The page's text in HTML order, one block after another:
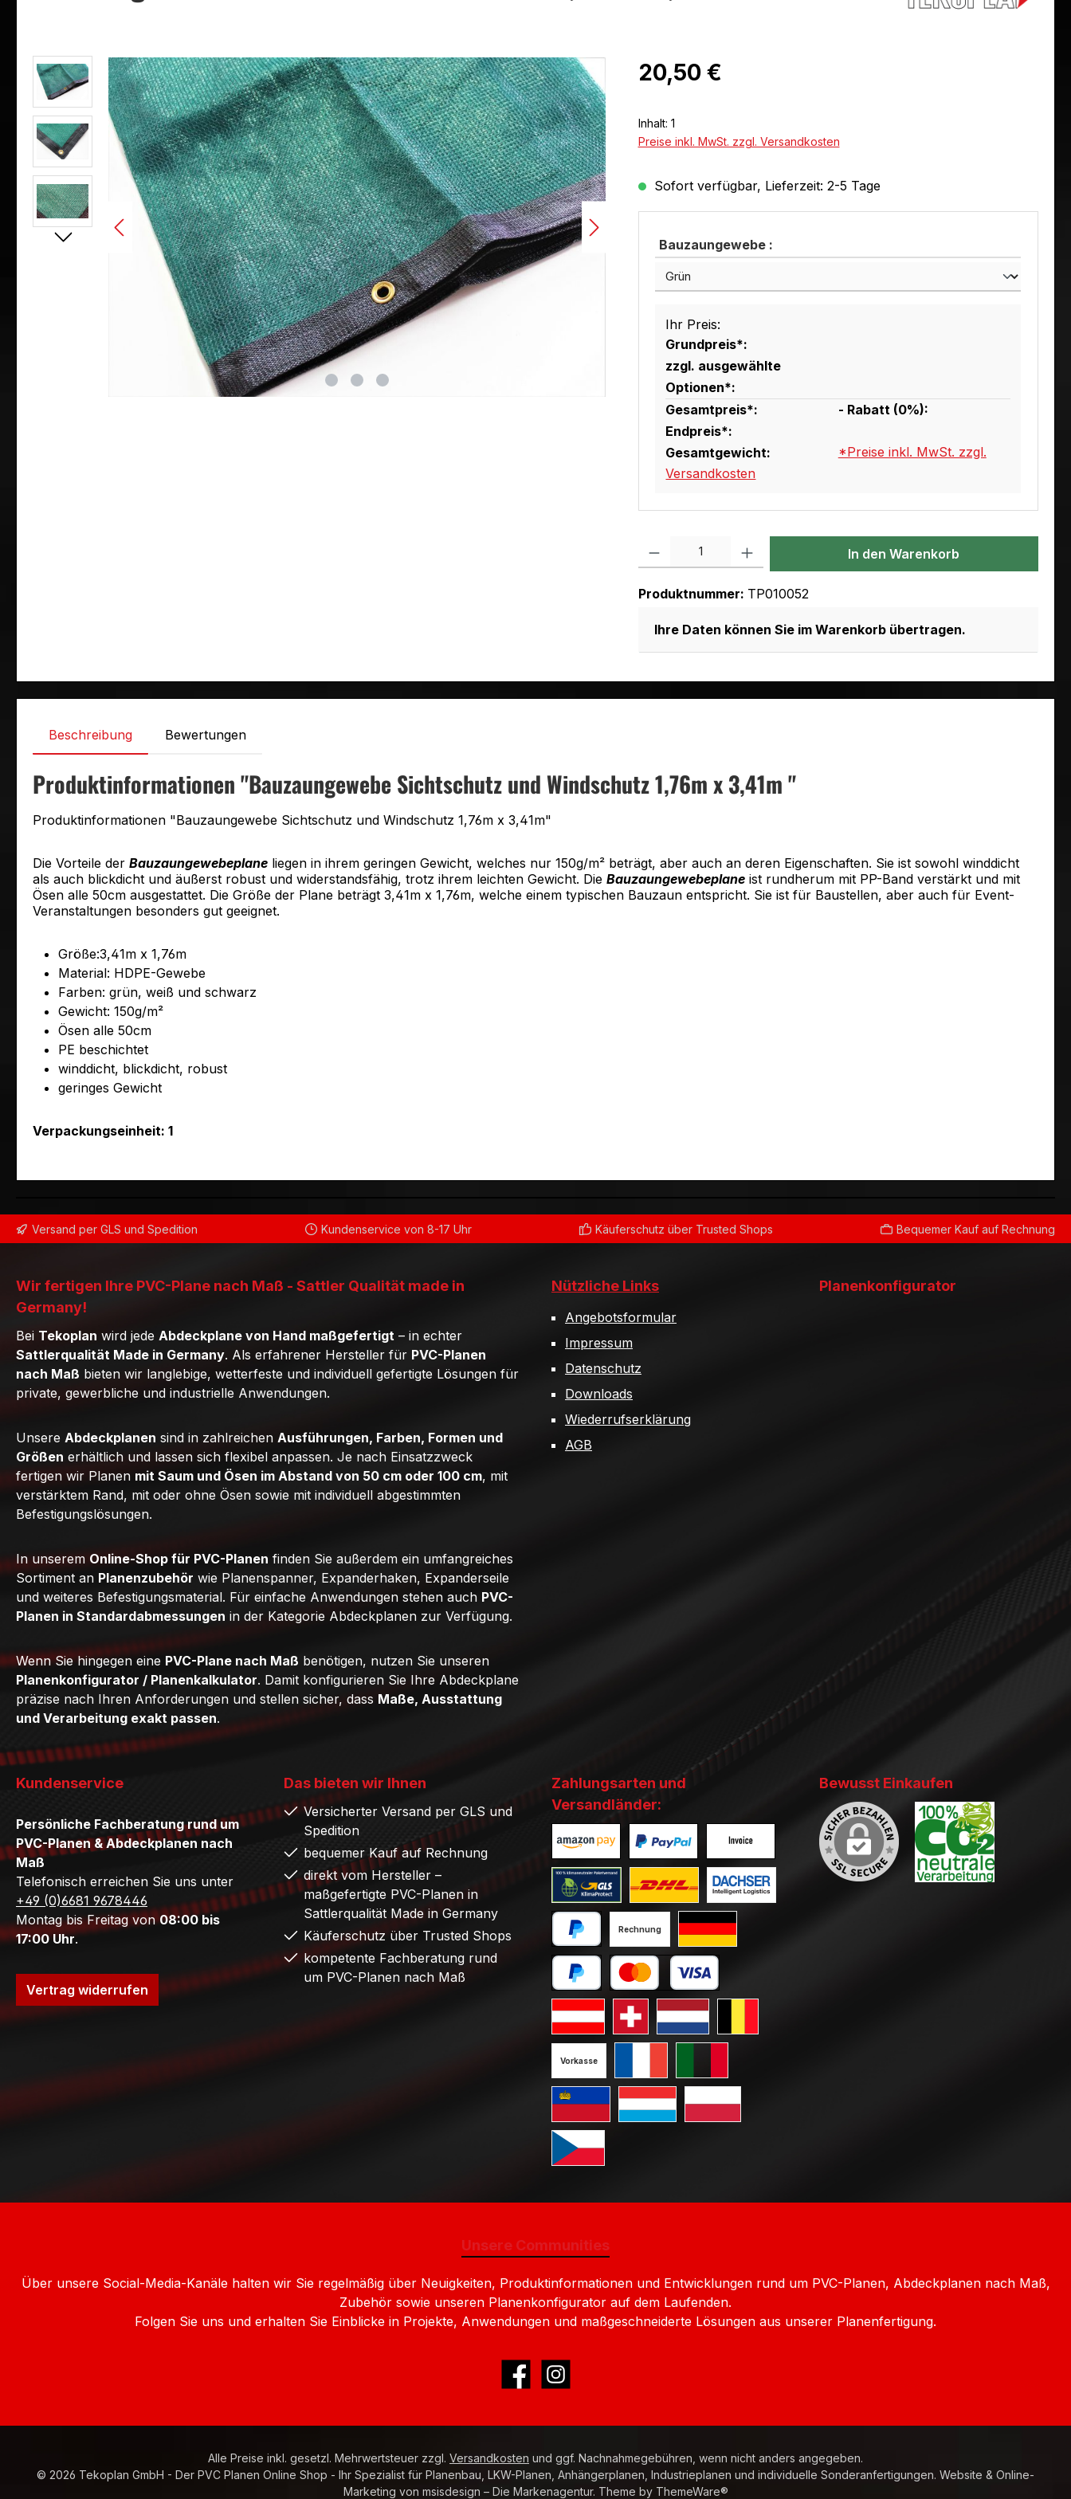
Bildergalerie überspringen Regulärer Preis:
20,50 €
Inhalt: 1
Preise inkl. MwSt. zzgl. Versandkosten
Sofort verfügbar, Lieferzeit: 2-5 Tage
Bauzaungewebe :
Ihr Preis:
Grundpreis*:
zzgl. ausgewählte
Optionen*:
Gesamtpreis*:
- Rabatt (0%):
Endpreis*:
Gesamtgewicht:
*Preise inkl. MwSt. zzgl.
Versandkosten
Produkt Anzahl: Gib den gewünschten Wert ein oder benutze die Schaltflächen
In den Warenkorb
Produktnummer: TP010052
Ihre Daten können Sie im Warenkorb übertragen.
Beschreibung Bewertungen
Produktinformationen "Bauzaungewebe Sichtschutz und Windschutz 1,76m x 3,41m "
Produktinformationen "Bauzaungewebe Sichtschutz und Windschutz 1,76m x 3,41m"
Die Vorteile der Bauzaungewebeplane liegen in ihrem geringen Gewicht, welches nur 150g/m² beträgt, aber auch an deren Eigenschaften. Sie ist sowohl winddicht
als auch blickdicht und äußerst robust und widerstandsfähig, trotz ihrem leichten Gewicht. Die Bauzaungewebeplane ist rundherum mit PP-Band verstärkt und mit
Ösen alle 50cm ausgestattet. Die Größe der Plane beträgt 3,41m x 1,76m, welche einem typischen Bauzaun entspricht. Sie ist für Baustellen, aber auch für Event-
Veranstaltungen besonders gut geeignet.
Größe:3,41m x 1,76m
Material: HDPE-Gewebe
Farben: grün, weiß und schwarz
Gewicht: 150g/m²
Ösen alle 50cm
PE beschichtet
winddicht, blickdicht, robust
geringes Gewicht
Verpackungseinheit: 1
Versand per GLS und Spedition Kundenservice von 8-17 Uhr Käuferschutz über Trusted Shops Bequemer Kauf auf Rechnung
Wir fertigen Ihre PVC-Plane nach Maß - Sattler Qualität made in
Germany!
Bei Tekoplan wird jede Abdeckplane von Hand maßgefertigt – in echter
Sattlerqualität Made in Germany. Als erfahrener Hersteller für PVC-Planen
nach Maß bieten wir langlebige, wetterfeste und individuell gefertigte Lösungen für
private, gewerbliche und industrielle Anwendungen.
Unsere Abdeckplanen sind in zahlreichen Ausführungen, Farben, Formen und
Größen erhältlich und lassen sich flexibel anpassen. Je nach Einsatzzweck
fertigen wir Planen mit Saum und Ösen im Abstand von 50 cm oder 100 cm, mit
verstärktem Rand, mit oder ohne Ösen sowie mit individuell abgestimmten
Befestigungslösungen.
In unserem Online-Shop für PVC-Planen finden Sie außerdem ein umfangreiches
Sortiment an Planenzubehör wie Planenspanner, Expanderhaken, Expanderseile
und weiteres Befestigungsmaterial. Für einfache Anwendungen stehen auch PVC-
Planen in Standardabmessungen in der Kategorie Abdeckplanen zur Verfügung.
Wenn Sie hingegen eine PVC-Plane nach Maß benötigen, nutzen Sie unseren
Planenkonfigurator / Planenkalkulator. Damit konfigurieren Sie Ihre Abdeckplane
präzise nach Ihren Anforderungen und stellen sicher, dass Maße, Ausstattung
und Verarbeitung exakt passen.
Nützliche Links
Angebotsformular
Impressum
Datenschutz
Downloads
Wiederrufserklärung
AGB
Planenkonfigurator
Kundenservice
Persönliche Fachberatung rund um
PVC-Planen & Abdeckplanen nach
Maß
Telefonisch erreichen Sie uns unter
+49 (0)6681 9678446
Montag bis Freitag von08:00 bis
17:00 Uhr.
Vertrag widerrufen
Das bieten wir Ihnen
Versicherter Versand per GLS und
Spedition
bequemer Kauf auf Rechnung
direkt vom Hersteller –
maßgefertigte PVC-Planen in
Sattlerqualität Made in Germany
Käuferschutz über Trusted Shops
kompetente Fachberatung rund
um PVC-Planen nach Maß
Zahlungsarten und
Versandländer:
PayPal
Rechnung
Später bezahlenKredit- oder Debitkarte
Vorkasse
Benutzerdefiniertes Bild 1Benutzerdefiniertes Bild 2Benutzerdefiniertes Bild 3
Standard GLS Versand
Standard GLS Versand Österreich
Standard GLS Versand Schweiz
Standard GLS Versand Niederlande
Standard GLS Versand Belgien
Standard GLS Versand Frankreich
Standard GLS Versand Italien
Standard GLS Versand Liechtenstein
Benutzerdefiniertes Bild 1Benutzerdefiniertes Bild 2Benutzerdefiniertes Bild 3
Bewusst Einkaufen
Unsere Communities
Über unsere Social-Media-Kanäle halten wir Sie regelmäßig über Neuigkeiten, Produktinformationen und Entwicklungen rund um PVC-Planen, Abdeckplanen nach Maß,
Zubehör sowie unseren Planenkonfigurator auf dem Laufenden.
Folgen Sie uns und erhalten Sie Einblicke in Projekte, Anwendungen und maßgeschneiderte Lösungen aus unserer Planenfertigung.
FacebookInstagram
Alle Preise inkl. gesetzl. Mehrwertsteuer zzgl. Versandkosten und ggf. Nachnahmegebühren, wenn nicht anders angegeben.
© 2026 Tekoplan GmbH - Der PVC Planen Online Shop - Ihr Spezialist für Planenbau, LKW-Planen, Anhängerplanen, Industrieplanen und individuelle Sonderanfertigungen. Website & Online-
Marketing von msisdesign – Die Markenagentur. Theme by ThemeWare®